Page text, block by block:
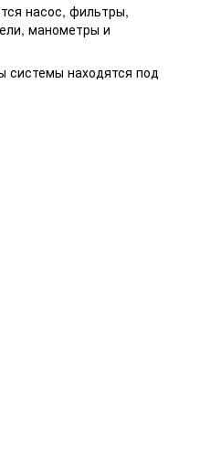
насос, фильтры,
манометры и
системы находятся под